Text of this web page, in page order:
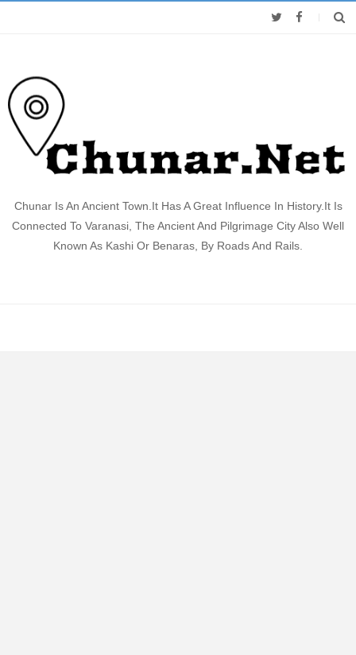
Chunar Is An Ancient Town.It Has A Great Influence In History.It Is
Connected To Varanasi, The Ancient And Pilgrimage City Also Well
Known As Kashi Or Benaras, By Roads And Rails.